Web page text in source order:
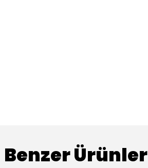
Benzer Ürünler